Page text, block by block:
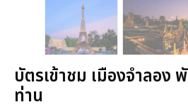
บัตรเข้าชม เมืองจำลอง
ท่าน